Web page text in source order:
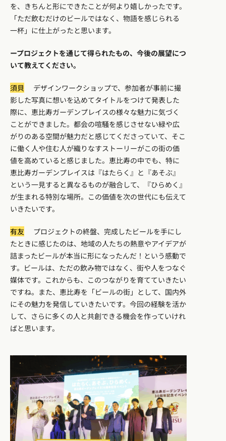
を、きちんと形にできたことが何より嬉しかったです。
「ただ飲むだけのビールではなく、物語を感じられる
一杯」に仕上がったと思います。
ープロジェクトを通じて得られたもの、今後の展望につ
いて教えてください。
須貝 デザインワークショップで、参加者が事前に撮
影した写真に想いを込めてタイトルをつけて発表した
際に、恵比寿ガーデンプレイスの様々な魅力に気づく
ことができました。都会の喧騒を感じさせない緑や広
がりのある空間が魅力だと感じてくださっていて、そこ
に働く人や住む人が織りなすストーリーがこの街の価
値を高めていると感じました。恵比寿の中でも、特に
恵比寿ガーデンプレイスは『はたらく』と『あそぶ』
という一見すると異なるものが融合して、『ひらめく』
が生まれる特別な場所。この価値を次の世代にも伝えて
いきたいです。
有友 プロジェクトの終盤、完成したビールを手にし
たときに感じたのは、地域の人たちの熱意やアイデアが
詰まったビールが本当に形になったんだ！という感動で
す。ビールは、ただの飲み物ではなく、街や人をつなぐ
媒体です。これからも、このつながりを育てていきたい
ですね。また、恵比寿を「ビールの街」として、国内外
にその魅力を発信していきたいです。今回の経験を活か
して、さらに多くの人と共創できる機会を作っていけれ
ばと思います。